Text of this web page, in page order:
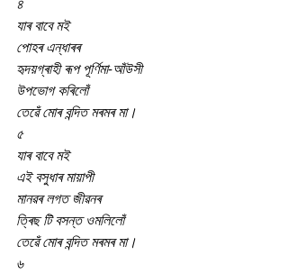
যাৰ বাবে মই
পোহৰ এন্ধাৰৰ
হৃদয়গ্ৰাহী ৰূপ পূৰ্ণিমা-আঁউসী
উপভোগ কৰিলোঁ
তেৱেঁ মোৰ বন্দিত মৰমৰ মা।
৫
যাৰ বাবে মই
এই বসুধাৰ মায়াপী
মানৱৰ লগত জীৱনৰ
ত্ৰিছ টি বসন্ত ওমলিলোঁ
তেৱেঁ মোৰ বন্দিত মৰমৰ মা।
৬